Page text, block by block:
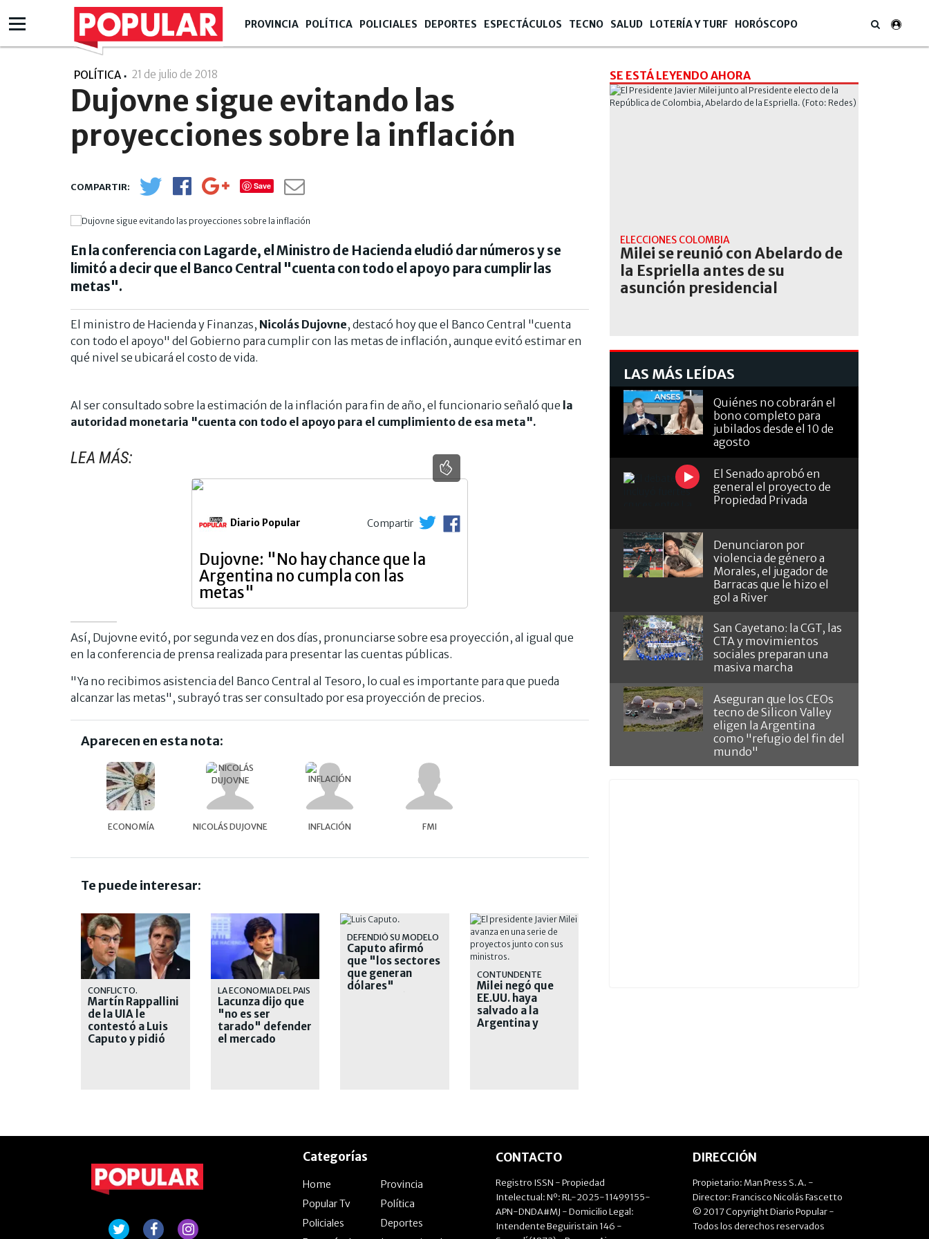
PROVINCIA POLÍTICA POLICIALES DEPORTES ESPECTÁCULOS TECNO SALUD LOTERÍA Y TURF HORÓSCOPO
POLÍTICA 21 de julio de 2018
Dujovne sigue evitando las
proyecciones sobre la inflación
Save
En la conferencia con Lagarde, el Ministro de Hacienda eludió dar números y se
limitó a decir que el Banco Central "cuenta con todo el apoyo para cumplir las
metas".
El ministro de Hacienda y Finanzas, Nicolás Dujovne, destacó hoy que el Banco Central "cuenta
con todo el apoyo" del Gobierno para cumplir con las metas de inflación, aunque evitó estimar en
qué nivel se ubicará el costo de vida.
Al ser consultado sobre la estimación de la inflación para fin de año, el funcionario señaló que la
autoridad monetaria "cuenta con todo el apoyo para el cumplimiento de esa meta".
LEA MÁS:
Diario Popular Compartir
Dujovne: "No hay chance que la
Argentina no cumpla con las
metas"
Así, Dujovne evitó, por segunda vez en dos días, pronunciarse sobre esa proyección, al igual que
en la conferencia de prensa realizada para presentar las cuentas públicas.
"Ya no recibimos asistencia del Banco Central al Tesoro, lo cual es importante para que pueda
alcanzar las metas", subrayó tras ser consultado por esa proyección de precios.
Aparecen en esta nota:
ECONOMÍA NICOLÁS DUJOVNE INFLACIÓN FMI
Te puede interesar:
CONFLICTO.
Martín Rappallini
de la UIA le
contestó a Luis
Caputo y pidió
LA ECONOMIA DEL PAIS
Lacunza dijo que
"no es ser
tarado" defender
el mercado
DEFENDIÓ SU MODELO
Caputo afirmó
que "los sectores
que generan
dólares"
CONTUNDENTE
Milei negó que
EE.UU. haya
salvado a la
Argentina y
SE ESTÁ LEYENDO AHORA
ELECCIONES COLOMBIA
Milei se reunió con Abelardo de
la Espriella antes de su
asunción presidencial
LAS MÁS LEÍDAS
Quiénes no cobrarán el
bono completo para
jubilados desde el 10 de
agosto
El Senado aprobó en
general el proyecto de
Propiedad Privada
Denunciaron por
violencia de género a
Morales, el jugador de
Barracas que le hizo el
gol a River
San Cayetano: la CGT, las
CTA y movimientos
sociales preparan una
masiva marcha
Aseguran que los CEOs
tecno de Silicon Valley
eligen la Argentina
como "refugio del fin del
mundo"
Categorías
Home
Provincia
Popular Tv
Política
Policiales
Deportes
CONTACTO
Registro ISSN - Propiedad
Intelectual: Nº: RL-2025-11499155-
APN-DNDA#MJ - Domicilio Legal:
Intendente Beguiristain 146 -
DIRECCIÓN
Propietario: Man Press S.A. -
Director: Francisco Nicolás Fascetto
© 2017 Copyright Diario Popular -
Todos los derechos reservados